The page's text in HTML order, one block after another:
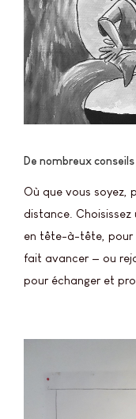
De nombreux
Où que vous soyez,
distance.
en tête-à-tête, pour
fait avancer — ou
pour échanger et